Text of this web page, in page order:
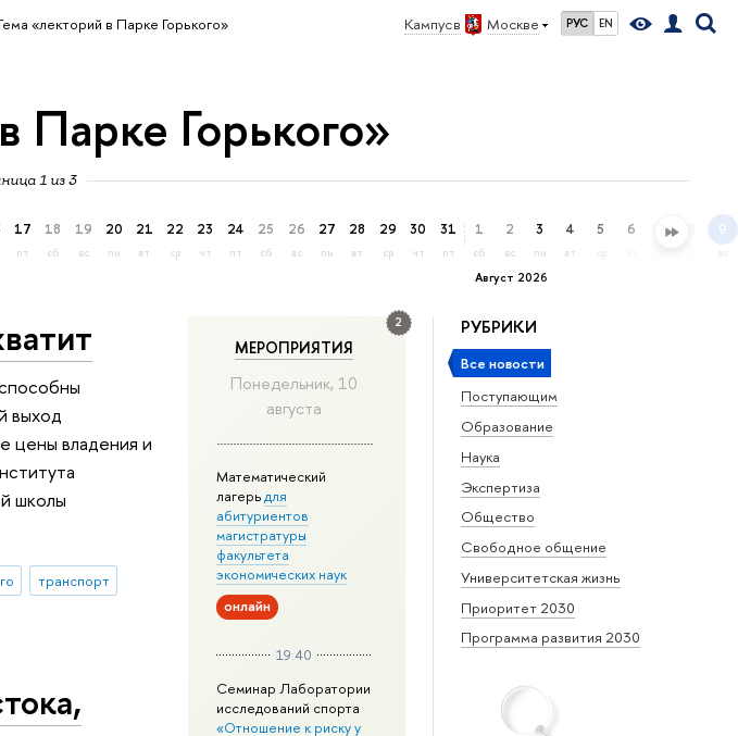
Кампус в Москве РУС EN
«лекторий в Парке Горького»
Парке Горького»
1 из 3
17
пт
18
сб
19
вс
20
пн
21
вт
22
ср
23
чт
24
пт
25
сб
26
вс
27
пн
28
вт
29
ср
30
чт
31
пт
Август 2026
1
сб
2
вс
3
пн
4
вт
5 6 7 9
вс
РУБРИКИ
Все новости
Поступающим
Образование
Наука
Экспертиза
Общество
Свободное общение
Университетская жизнь
Приоритет 2030
Программа развития 2030
2
МЕРОПРИЯТИЯ
Понедельник, 10
августа
Математический
лагерь для
абитуриентов
магистратуры
факультета
экономических наук
онлайн
19:40
Семинар Лаборатории
исследований спорта
«Отношение к риску у
выход
цены владения и
школы
транспорт